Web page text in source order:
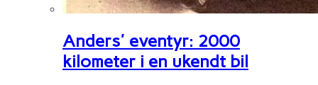
Anders' eventyr: 2000
kilometer i en ukendt bil